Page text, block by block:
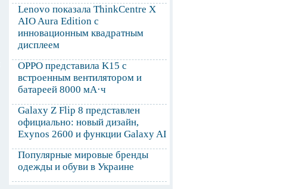
Lenovo показала ThinkCentre X
AIO Aura Edition с
инновационным квадратным
дисплеем
OPPO представила K15 с
встроенным вентилятором и
батареей 8000 мА·ч
Galaxy Z Flip 8 представлен
официально: новый дизайн,
Exynos 2600 и функции Galaxy AI
Популярные мировые бренды
одежды и обуви в Украине